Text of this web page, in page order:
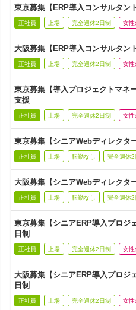
東京募集【ERP導入コンサルタン
正社員 上場 完全週休2日制 女性
大阪募集【ERP導入コンサルタン
正社員 上場 完全週休2日制 女性
東京募集【導入プロジェクトマネ
支援
正社員 上場 完全週休2日制 女性
東京募集【シニアWebディレクタ
正社員 上場 転勤なし 完全週休2
大阪募集【シニアWebディレクタ
正社員 上場 転勤なし 完全週休2
東京募集【シニアERP導入プロジ
日制
正社員 上場 完全週休2日制 女性
大阪募集【シニアERP導入プロジ
日制
正社員 上場 完全週休2日制 女性